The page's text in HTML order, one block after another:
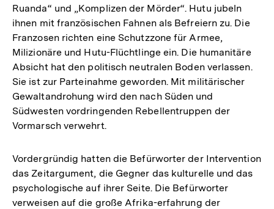
Ruanda“ und „Komplizen der Mörder“. Hutu jubeln
ihnen mit französischen Fahnen als Befreiern zu. Die
Franzosen richten eine Schutzzone für Armee,
Milizionäre und Hutu-Flüchtlinge ein. Die humanitäre
Absicht hat den politisch neutralen Boden verlassen.
Sie ist zur Parteinahme geworden. Mit militärischer
Gewaltandrohung wird den nach Süden und
Südwesten vordringenden Rebellentruppen der
Vormarsch verwehrt.
Vordergründig hatten die Befürworter der Intervention
das Zeitargument, die Gegner das kulturelle und das
psychologische auf ihrer Seite. Die Befürworter
verweisen auf die große Afrika-erfahrung der